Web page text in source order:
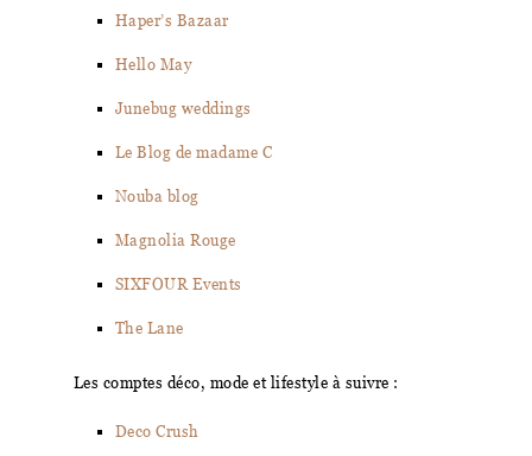
Haper’s Bazaar
Hello May
Junebug weddings
Le Blog de madame C
Nouba blog
Magnolia Rouge
SIXFOUR Events
The Lane
Les comptes déco, mode et lifestyle à suivre :
Deco Crush